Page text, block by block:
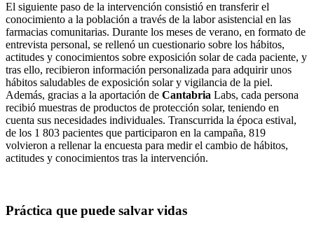
El siguiente paso de la intervención consistió en transferir el
conocimiento a la población a través de la labor asistencial en las
farmacias comunitarias. Durante los meses de verano, en formato de
entrevista personal, se rellenó un cuestionario sobre los hábitos,
actitudes y conocimientos sobre exposición solar de cada paciente, y
tras ello, recibieron información personalizada para adquirir unos
hábitos saludables de exposición solar y vigilancia de la piel.
Además, gracias a la aportación de Cantabria Labs, cada persona
recibió muestras de productos de protección solar, teniendo en
cuenta sus necesidades individuales. Transcurrida la época estival,
de los 1 803 pacientes que participaron en la campaña, 819
volvieron a rellenar la encuesta para medir el cambio de hábitos,
actitudes y conocimientos tras la intervención.
Práctica que puede salvar vidas